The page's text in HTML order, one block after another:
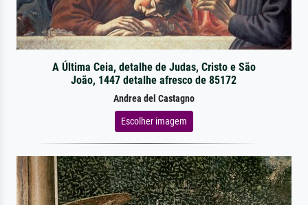
A Última Ceia, detalhe de Judas, Cristo e São
João, 1447 detalhe afresco de 85172
Andrea del Castagno
Escolher imagem